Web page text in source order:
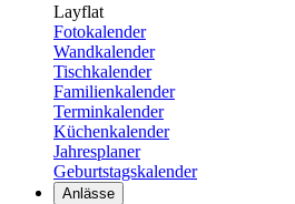
Layflat
Fotokalender
Wandkalender
Tischkalender
Familienkalender
Terminkalender
Küchenkalender
Jahresplaner
Geburtstagskalender
Anlässe